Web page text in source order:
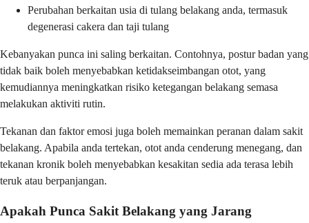
Perubahan berkaitan usia di tulang belakang anda, termasuk
degenerasi cakera dan taji tulang
Kebanyakan punca ini saling berkaitan. Contohnya, postur badan yang
tidak baik boleh menyebabkan ketidakseimbangan otot, yang
kemudiannya meningkatkan risiko ketegangan belakang semasa
melakukan aktiviti rutin.
Tekanan dan faktor emosi juga boleh memainkan peranan dalam sakit
belakang. Apabila anda tertekan, otot anda cenderung menegang, dan
tekanan kronik boleh menyebabkan kesakitan sedia ada terasa lebih
teruk atau berpanjangan.
Apakah Punca Sakit Belakang yang Jarang